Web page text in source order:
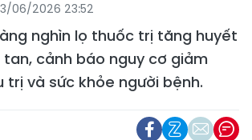
06/2026 23:52
nghìn lọ thuốc trị tăng huyết
cảnh báo nguy cơ giảm
trị và sức khỏe người bệnh.